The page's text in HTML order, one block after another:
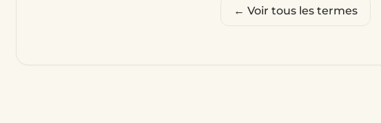
← Voir tous les termes